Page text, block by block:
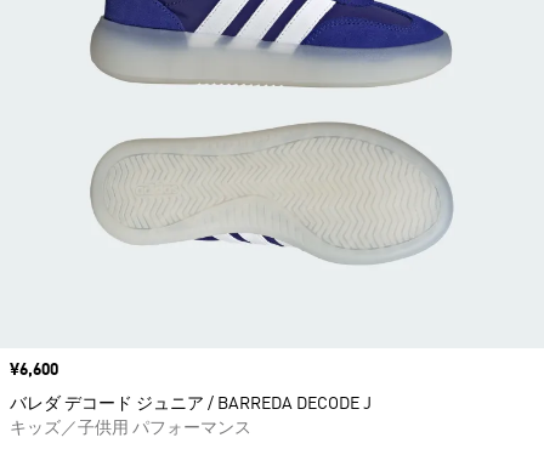
価格
¥6,600
バレダ デコード ジュニア / BARREDA DECODE J
キッズ／子供用 パフォーマンス